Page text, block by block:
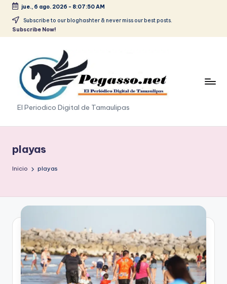
Saltar
jue., 6 ago. 2026 - 8:07:51 AM
Subscribe to our bloghashter & never miss our best posts.
Subscribe Now!
p
e
g
s
.
p
r
e
s
El Periodico Digital de Tamaulipas
playas
Inicio playas